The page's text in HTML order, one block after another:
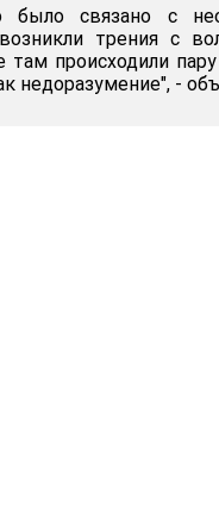
было связано с
трения с
там происходили
недоразумение", -